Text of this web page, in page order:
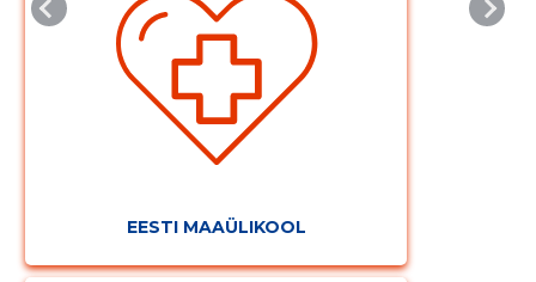
EESTI MAAÜLIKOOL